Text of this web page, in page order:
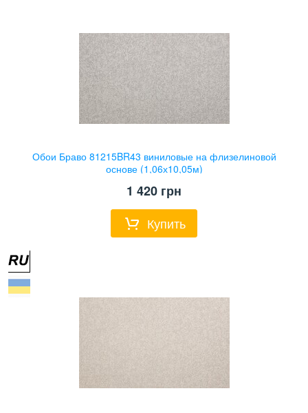
Обои Браво 81215BR43 виниловые на флизелиновой
основе (1,06х10,05м)
1 420 грн
Купить